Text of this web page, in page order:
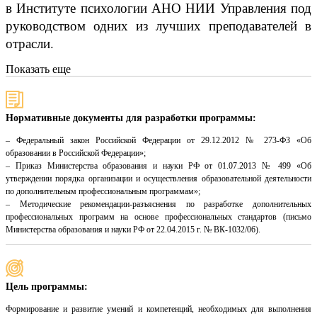
в Институте психологии АНО НИИ Управления под
руководством одних из лучших преподавателей в
отрасли.
Показать еще
Нормативные документы для разработки программы:
– Федеральный закон Российской Федерации от 29.12.2012 № 273-ФЗ «Об
образовании в Российской Федерации»;
– Приказ Министерства образования и науки РФ от 01.07.2013 № 499 «Об
утверждении порядка организации и осуществления образовательной деятельности
по дополнительным профессиональным программам»;
– Методические рекомендации-разъяснения по разработке дополнительных
профессиональных программ на основе профессиональных стандартов (письмо
Министерства образования и науки РФ от 22.04.2015 г. № ВК-1032/06).
Цель программы:
Формирование и развитие умений и компетенций, необходимых для выполнения